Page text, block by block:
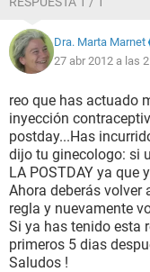
por que no quiero
de nuevo de
baje los efectos de la
recomienda .....
Dra. Marta Marnet
27 abr 2012 a las
reo que has actuado
inyección
postday...Has
dijo tu ginecologo: si
LA POSTDAY ya que
Ahora deberás volver
regla y nuevamente
Si ya has tenido esta
primeros 5 dias
Saludos !